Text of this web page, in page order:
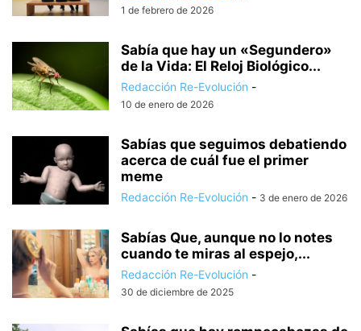
1 de febrero de 2026
Sabía que hay un «Segundero»
de la Vida: El Reloj Biológico...
Redacción Re-Evolución -
10 de enero de 2026
Sabías que seguimos debatiendo
acerca de cuál fue el primer
meme
Redacción Re-Evolución - 3 de enero de 2026
Sabías Que, aunque no lo notes
cuando te miras al espejo,...
Redacción Re-Evolución -
30 de diciembre de 2025